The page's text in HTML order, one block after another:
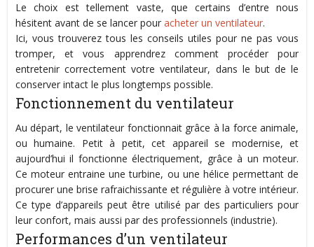
Le choix est tellement vaste, que certains d’entre nous
hésitent avant de se lancer pour acheter un ventilateur.
Ici, vous trouverez tous les conseils utiles pour ne pas vous
tromper, et vous apprendrez comment procéder pour
entretenir correctement votre ventilateur, dans le but de le
conserver intact le plus longtemps possible.
Fonctionnement du ventilateur
Au départ, le ventilateur fonctionnait grâce à la force animale,
ou humaine. Petit à petit, cet appareil se modernise, et
aujourd’hui il fonctionne électriquement, grâce à un moteur.
Ce moteur entraine une turbine, ou une hélice permettant de
procurer une brise rafraichissante et régulière à votre intérieur.
Ce type d’appareils peut être utilisé par des particuliers pour
leur confort, mais aussi par des professionnels (industrie).
Performances d’un ventilateur